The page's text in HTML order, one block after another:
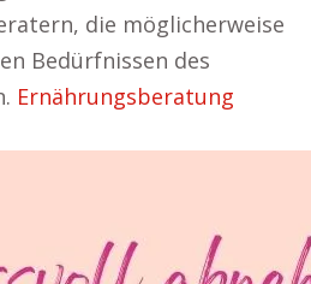
die möglicherweise
Bedürfnissen des
Ernährungsberatung